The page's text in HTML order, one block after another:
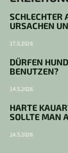
SCHLECHTER
URSACHEN
17.5.2026
DÜRFEN
BENUTZEN?
14.5.2026
HARTE
SOLLTE MAN
14.5.2026